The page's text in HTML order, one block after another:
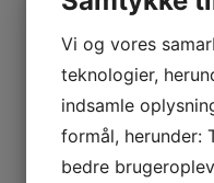
minutter.
Vi og vores
teknologier,
indsamle
formål, herunder:
bedre